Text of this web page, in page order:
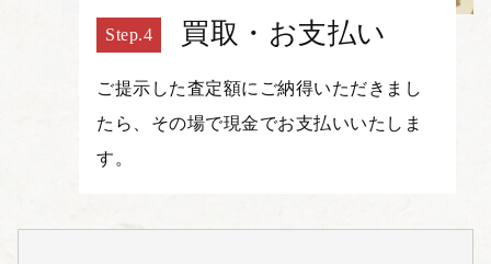
買取・お支払い
ご提示した査定額にご納得いただきまし
たら、その場で現金でお支払いいたしま
す。